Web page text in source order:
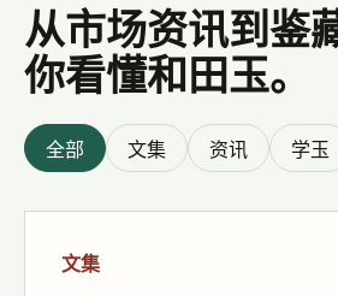
从市场资讯到鉴
你看懂和田玉。
全部 文集 资讯 学玉
文集